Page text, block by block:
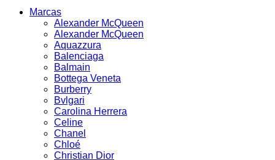
Marcas
Alexander McQueen
Alexander McQueen
Aquazzura
Balenciaga
Balmain
Bottega Veneta
Burberry
Bvlgari
Carolina Herrera
Celine
Chanel
Chloé
Christian Dior